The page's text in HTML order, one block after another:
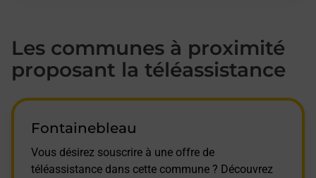
Les communes à proximité
proposant la téléassistance
Fontainebleau
Vous désirez souscrire à une offre de
téléassistance dans cette commune ? Découvrez